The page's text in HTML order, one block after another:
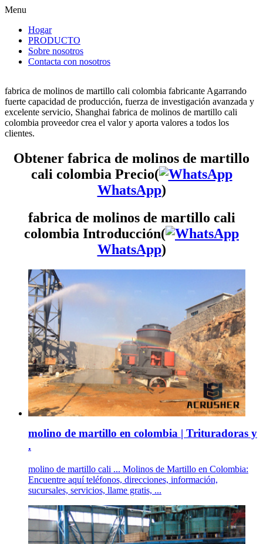
Menu
Hogar
PRODUCTO
Sobre nosotros
Contacta con nosotros
fabrica de molinos de martillo cali colombia fabricante Agarrando
fuerte capacidad de producción, fuerza de investigación avanzada y
excelente servicio, Shanghai fabrica de molinos de martillo cali
colombia proveedor crea el valor y aporta valores a todos los
clientes.
Obtener fabrica de molinos de martillo
cali colombia Precio(
WhatsApp)
fabrica de molinos de martillo cali
colombia Introducción(
WhatsApp)
molino de martillo en colombia | Trituradoras y
.
molino de martillo cali ... Molinos de Martillo en Colombia:
Encuentre aquí teléfonos, direcciones, información,
sucursales, servicios, llame gratis, ...